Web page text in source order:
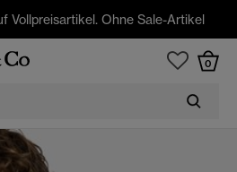
Vollpreisartikel. Ohne Sale-Artikel
0